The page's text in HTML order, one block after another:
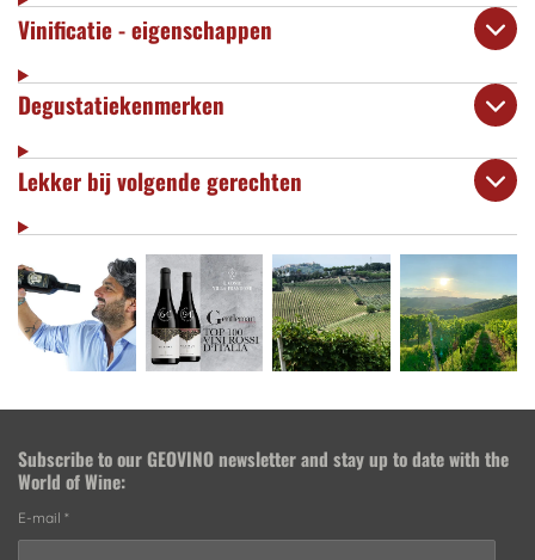
Vinificatie - eigenschappen
Degustatiekenmerken
Lekker bij volgende gerechten
Subscribe to ourGEOVINO newsletterand stay up to date with the
World of Wine:
E-mail *